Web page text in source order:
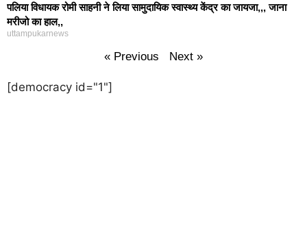
पलिया विधायक रोमी साहनी ने लिया सामुदायिक स्वास्थ्य केंद्र का जायजा,,, जाना
मरीजो का हाल,,
uttampukarnews
« Previous Next »
[democracy id="1"]